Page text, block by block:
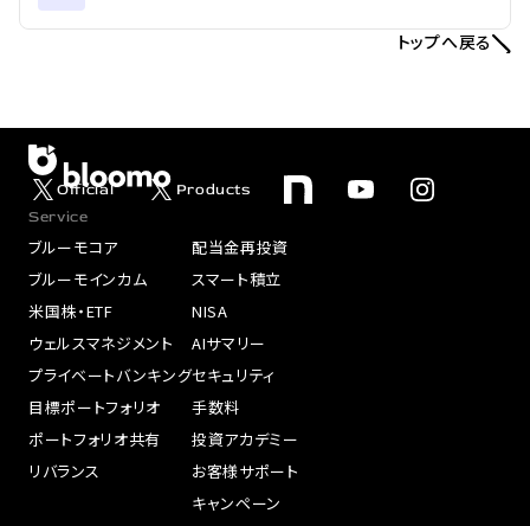
トップへ戻る
Official
Products
Service
ブルーモコア
ブルーモインカム
米国株・ETF
ウェルスマネジメント
プライベートバンキング
目標ポートフォリオ
ポートフォリオ共有
リバランス
配当金再投資
スマート積立
NISA
AIサマリー
セキュリティ
手数料
投資アカデミー
お客様サポート
キャンペーン